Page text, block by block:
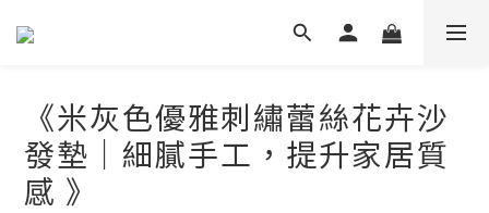
《米灰色優雅刺繡蕾絲花卉沙
發墊｜細膩手工，提升家居質
感 》